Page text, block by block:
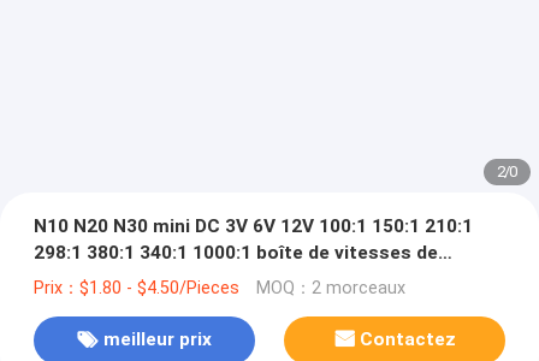
2/0
N10 N20 N30 mini DC 3V 6V 12V 100:1 150:1 210:1
298:1 380:1 340:1 1000:1 boîte de vitesses de
réduction du moteur avec codeur
Prix：$1.80 - $4.50/Pieces MOQ：2 morceaux
meilleur prix Contactez